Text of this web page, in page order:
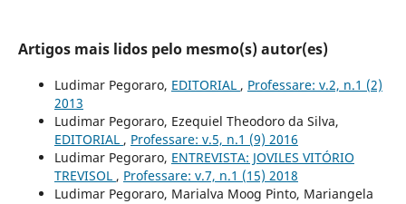
Artigos mais lidos pelo mesmo(s) autor(es)
Ludimar Pegoraro, EDITORIAL , Professare: v.2, n.1 (2)
2013
Ludimar Pegoraro, Ezequiel Theodoro da Silva,
EDITORIAL , Professare: v.5, n.1 (9) 2016
Ludimar Pegoraro, ENTREVISTA: JOVILES VITÓRIO
TREVISOL , Professare: v.7, n.1 (15) 2018
Ludimar Pegoraro, Marialva Moog Pinto, Mariangela